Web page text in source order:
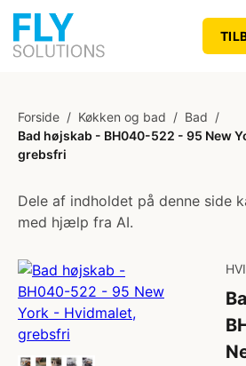
Forside / Køkken og bad / Bad /
Bad højskab - BH040-522 - 95 New
grebsfri
Dele af indholdet på denne side
med hjælp fra AI.